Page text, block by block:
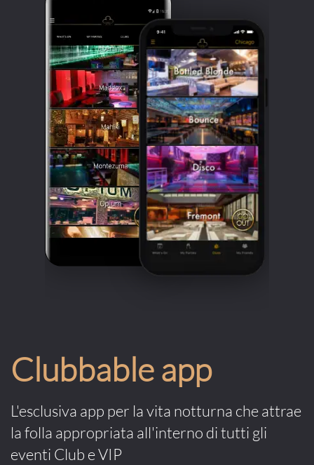
network:
Clubbable app
L'esclusiva app per la vita notturna che attrae
la folla appropriata all'interno di tutti gli
eventi Club e VIP